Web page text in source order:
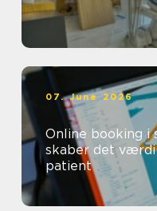
07. June 2026
Online booking i
skaber det
patient